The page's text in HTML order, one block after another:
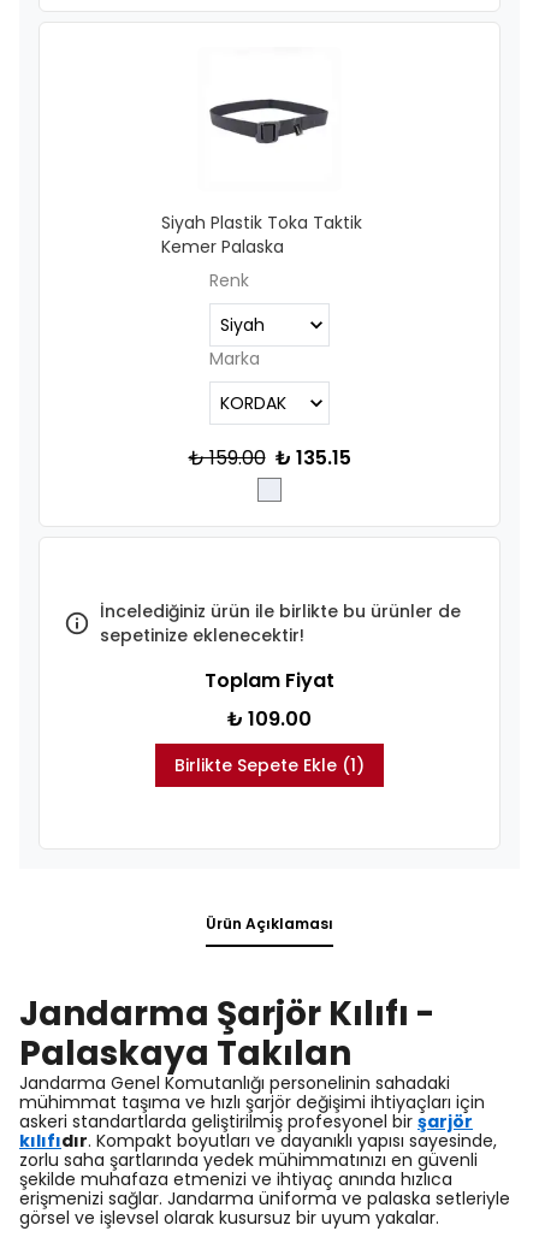
Siyah Plastik Toka Taktik
Kemer Palaska
Renk
Marka
₺ 159.00 ₺ 135.15
İncelediğiniz ürün ile birlikte bu ürünler de
sepetinize eklenecektir!
Toplam Fiyat
₺ 109.00
Birlikte Sepete Ekle (1)
Ürün Açıklaması
Jandarma Şarjör Kılıfı -
Palaskaya Takılan
Jandarma Genel Komutanlığı personelinin sahadaki
mühimmat taşıma ve hızlı şarjör değişimi ihtiyaçları için
askeri standartlarda geliştirilmiş profesyonel bir şarjör
kılıfıdır. Kompakt boyutları ve dayanıklı yapısı sayesinde,
zorlu saha şartlarında yedek mühimmatınızı en güvenli
şekilde muhafaza etmenizi ve ihtiyaç anında hızlıca
erişmenizi sağlar. Jandarma üniforma ve palaska setleriyle
görsel ve işlevsel olarak kusursuz bir uyum yakalar.